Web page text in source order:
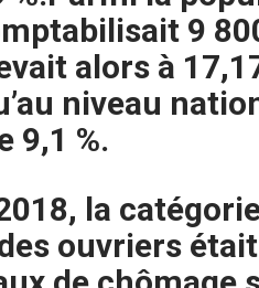
9
alors à
niveau
9,1 %.
la
ouvriers